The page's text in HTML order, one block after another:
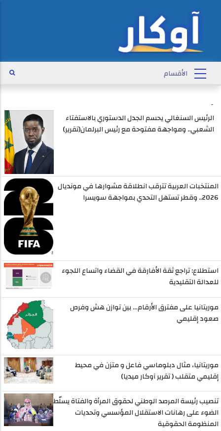
-
الرئيس السنغالي يحسم الجدل الدستوري بالاستفتاء
الشعبي.. ومواجهة مفتوحة مع رئيس البرلمان(تقرير)
المنتخبات العربية تترقب انطلاقة مشوارها في مونديال
2026.. وقطر تستهل التحدي بمواجهة سويسرا
استطلاع: تراجع ثقة الأفارقة في القضاء واتساع اللجوء
للعدالة التقليدية
موريتانيا على مفترق الأرقام… بين توازن هش وفرص
صعود إقليمي
موريتانيا، مثال دبلوماسي فاعل و متزن في محيط
إقليمي متقلب ( تقرير آوكار ميديا)
تنصيب رئيسة المرصد الوطني لحقوق المرأة والفتاة يسلّط
الضوء على رهانات الاستقلال المؤسسي وتحديات
المنظومة الحقوقية